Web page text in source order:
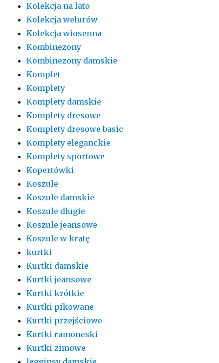
Kolekcja na lato
Kolekcja welurów
Kolekcja wiosenna
Kombinezony
Kombinezony damskie
Komplet
Komplety
Komplety damskie
Komplety dresowe
Komplety dresowe basic
Komplety eleganckie
Komplety sportowe
Kopertówki
Koszule
Koszule damskie
Koszule długie
Koszule jeansowe
Koszule w kratę
kurtki
Kurtki damskie
Kurtki jeansowe
Kurtki krótkie
Kurtki pikowane
Kurtki przejściowe
Kurtki ramoneski
Kurtki zimowe